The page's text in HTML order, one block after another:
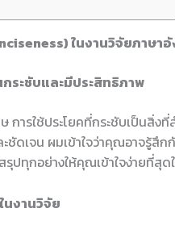
ในงานวิจัยภาษา
ระชับและมีประสิทธิภาพ
การใช้ประโยคที่กระชับเป็นสิ่ง
ะชัดเจน ผมเข้าใจว่าคุณอาจรู้สึ
ปทุกอย่างให้คุณเข้าใจง่ายที่สุด
นงานวิจัย